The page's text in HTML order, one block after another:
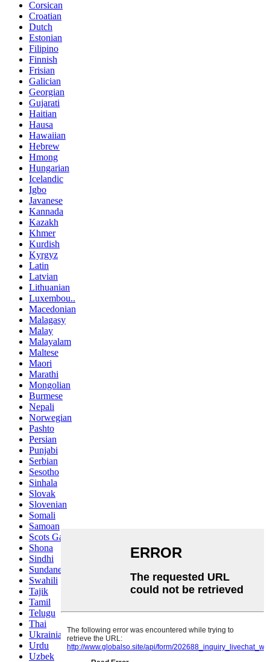
Corsican
Croatian
Dutch
Estonian
Filipino
Finnish
Frisian
Galician
Georgian
Gujarati
Haitian
Hausa
Hawaiian
Hebrew
Hmong
Hungarian
Icelandic
Igbo
Javanese
Kannada
Kazakh
Khmer
Kurdish
Kyrgyz
Latin
Latvian
Lithuanian
Luxembou..
Macedonian
Malagasy
Malay
Malayalam
Maltese
Maori
Marathi
Mongolian
Burmese
Nepali
Norwegian
Pashto
Persian
Punjabi
Serbian
Sesotho
Sinhala
Slovak
Slovenian
Somali
Samoan
Scots Gaelic
Shona
Sindhi
Sundanese
Swahili
Tajik
Tamil
Telugu
Thai
Ukrainian
Urdu
Uzbek